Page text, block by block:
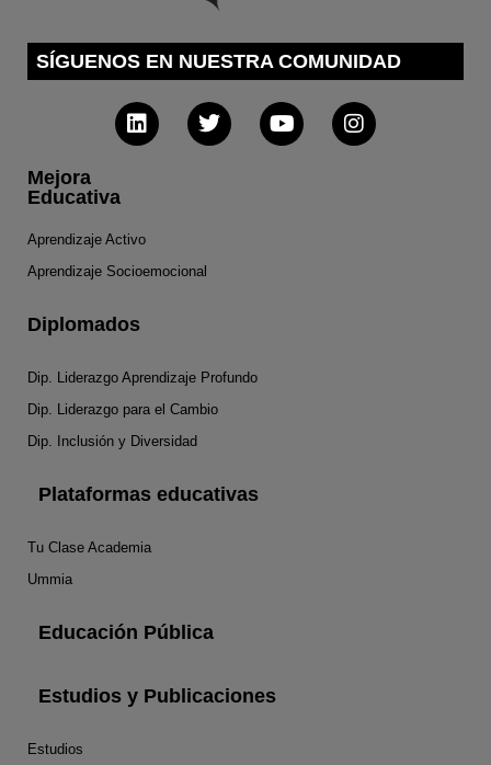
SÍGUENOS EN NUESTRA COMUNIDAD
Mejora
Educativa
Aprendizaje Activo
Aprendizaje Socioemocional
Diplomados
Dip. Liderazgo Aprendizaje Profundo
Dip. Liderazgo para el Cambio
Dip. Inclusión y Diversidad
Plataformas educativas
Tu Clase Academia
Ummia
Educación Pública
Estudios y Publicaciones
Estudios